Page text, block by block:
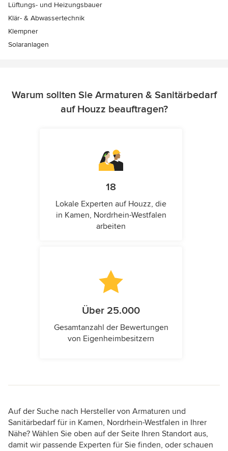
Lüftungs- und Heizungsbauer
Klär- & Abwassertechnik
Klempner
Solaranlagen
Warum sollten Sie Armaturen & Sanitärbedarf
auf Houzz beauftragen?
18
Lokale Experten auf Houzz, die
in Kamen, Nordrhein-Westfalen
arbeiten
Über 25.000
Gesamtanzahl der Bewertungen
von Eigenheimbesitzern
Auf der Suche nach Hersteller von Armaturen und
Sanitärbedarf für in Kamen, Nordrhein-Westfalen in Ihrer
Nähe? Wählen Sie oben auf der Seite Ihren Standort aus,
damit wir passende Experten für Sie finden, oder schauen